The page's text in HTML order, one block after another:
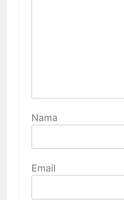
Nama
Email